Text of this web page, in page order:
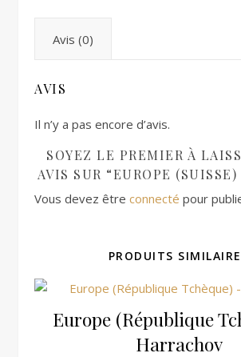
Avis (0)
AVIS
Il n’y a pas encore d’avis.
SOYEZ LE PREMIER À
AVIS SUR “EUROPE
Vous devez être connecté pour
PRODUITS
Europe (République
Harrachov